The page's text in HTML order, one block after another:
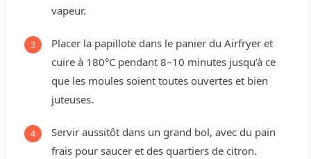
vapeur.
Placer la papillote dans le panier du Airfryer et
cuire à 180°C pendant 8–10 minutes jusqu’à ce
que les moules soient toutes ouvertes et bien
juteuses.
Servir aussitôt dans un grand bol, avec du pain
frais pour saucer et des quartiers de citron.